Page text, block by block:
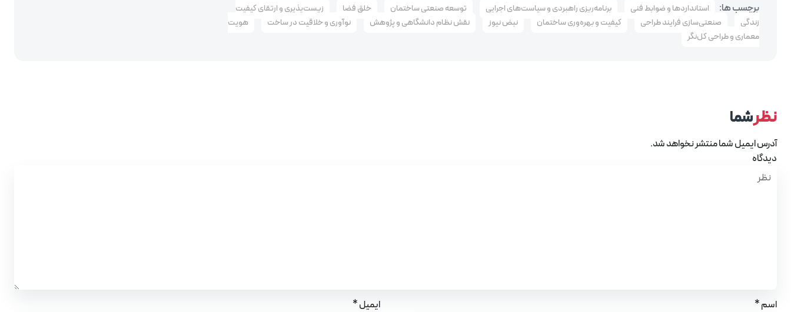
برچسب ها: استانداردها و ضوابط فنی برنامه‌ریزی راهبردی و سیاست‌های اجرایی توسعه صنعتی ساختمان خلق فضا
زیست‌پذیری و ارتقای کیفیت
زندگی
صنعتی‌سازی فرایند طراحی کیفیت و بهره‌وری ساختمان نبض نیوز نقش نظام دانشگاهی و پژوهش نوآوری و خلاقیت در ساخت
هویت
معماری و طراحی کل‌نگر
نظرشما
آدرس ایمیل شما منتشر نخواهد شد.
دیدگاه
اسم* ایمیل*